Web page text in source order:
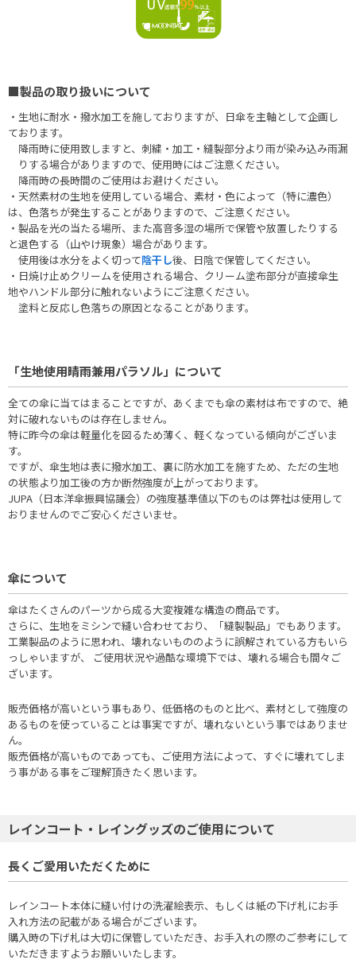
■製品の取り扱いについて
・生地に耐水・撥水加工を施しておりますが、日傘を主軸として企画し
ております。
降雨時に使用致しますと、刺繍・加工・縫製部分より雨が染み込み雨漏
りする場合がありますので、使用時にはご注意ください。
降雨時の長時間のご使用はお避けください。
・天然素材の生地を使用している場合、素材・色によって（特に濃色）
は、色落ちが発生することがありますので、ご注意ください。
・製品を光の当たる場所、また高音多湿の場所で保管や放置したりする
と退色する（山やけ現象）場合があります。
使用後は水分をよく切って陰干し後、日陰で保管してください。
・日焼け止めクリームを使用される場合、クリーム塗布部分が直接傘生
地やハンドル部分に触れないようにご注意ください。
塗料と反応し色落ちの原因となることがあります。
「生地使用晴雨兼用パラソル」について
全ての傘に当てはまることですが、あくまでも傘の素材は布ですので、絶
対に破れないものは存在しません。
特に昨今の傘は軽量化を図るため薄く、軽くなっている傾向がございま
す。
ですが、傘生地は表に撥水加工、裏に防水加工を施すため、ただの生地
の状態より加工後の方か断然強度が上がっております。
JUPA（日本洋傘振興協議会）の強度基準値以下のものは弊社は使用して
おりませんのでご安心くださいませ。
傘について
傘はたくさんのパーツから成る大変複雑な構造の商品です。
さらに、生地をミシンで縫い合わせており、「縫製製品」でもあります。
工業製品のように思われ、壊れないもののように誤解されている方もいら
っしゃいますが、 ご使用状況や過酷な環境下では、壊れる場合も間々ご
ざいます。
販売価格が高いという事もあり、低価格のものと比べ、素材として強度の
あるものを使っていることは事実ですが、壊れないという事ではありませ
ん。
販売価格が高いものであっても、ご使用方法によって、すぐに壊れてしま
う事がある事をご理解頂きたく思います。
レインコート・レイングッズのご使用について
長くご愛用いただくために
レインコート本体に縫い付けの洗濯絵表示、もしくは紙の下げ札にお手
入れ方法の記載がある場合がございます。
購入時の下げ札は大切に保管していただき、お手入れの際のご参考にして
いただきますようお願いいたします。